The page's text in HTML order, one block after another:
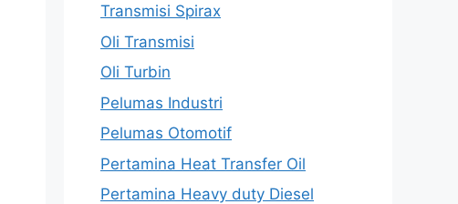
Transmisi Spirax
Oli Transmisi
Oli Turbin
Pelumas Industri
Pelumas Otomotif
Pertamina Heat Transfer Oil
Pertamina Heavy duty Diesel